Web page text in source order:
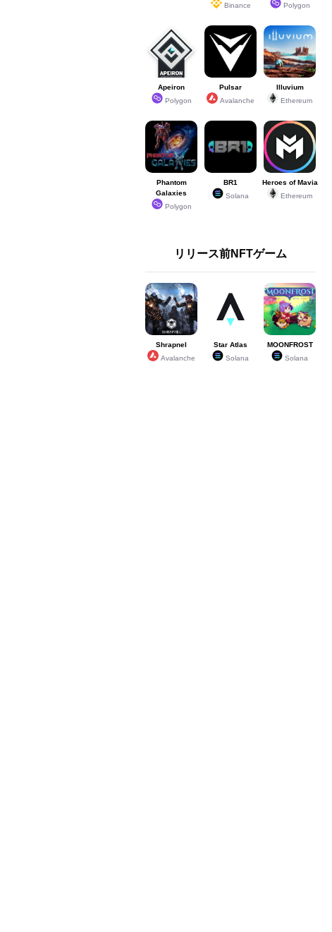
Binance
Polygon
Apeiron
Polygon
Pulsar
Avalanche
Illuvium
Ethereum
Phantom
Galaxies
Polygon
BR1
Solana
Heroes of Mavia
Ethereum
リリース前NFTゲーム
Shrapnel
Avalanche
Star Atlas
Solana
MOONFROST
Solana